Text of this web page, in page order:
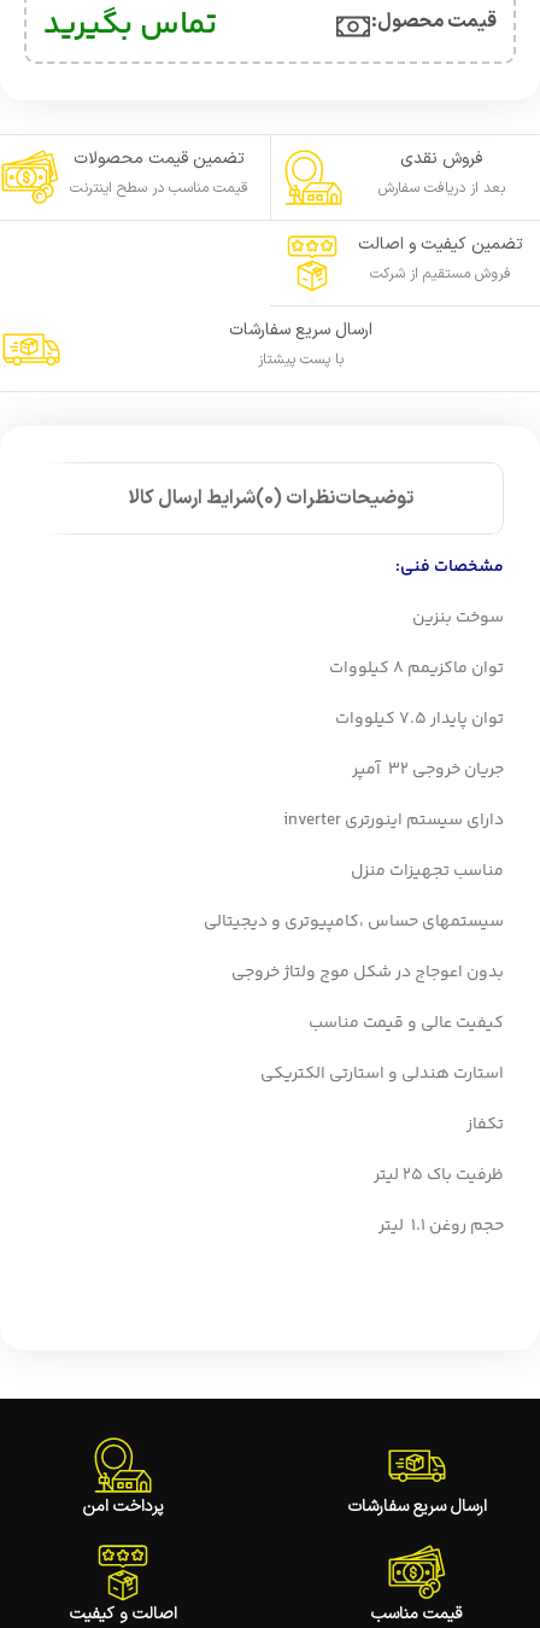
قیمت محصول:​ تماس بگیرید
فروش نقدی
بعد از دریافت سفارش
تضمین قیمت محصولات
قیمت مناسب در سطح اینترنت
تضمین کیفیت و اصالت
فروش مستقیم از شرکت
ارسال سریع سفارشات
با پست پیشتاز
توضیحاتنظرات (0) شرایط ارسال کالا
مشخصات فنی:
سوخت بنزین
توان ماکزیمم 8 کیلووات
توان پایدار 7.5 کیلووات
جریان خروجی 32 آمپر
دارای سیستم اینورتری inverter
مناسب تجهیزات منزل
سیستمهای حساس ،کامپیوتری و دیجیتالی
بدون اعوجاج در شکل موج ولتاژ خروجی
کیفیت عالی و قیمت مناسب
استارت هندلی و استارتی الکتریکی
تکفاز
ظرفیت باک 25 لیتر
حجم روغن 1.1 لیتر
ارسال سریع سفارشات پرداخت امن
قیمت مناسب اصالت و کیفیت